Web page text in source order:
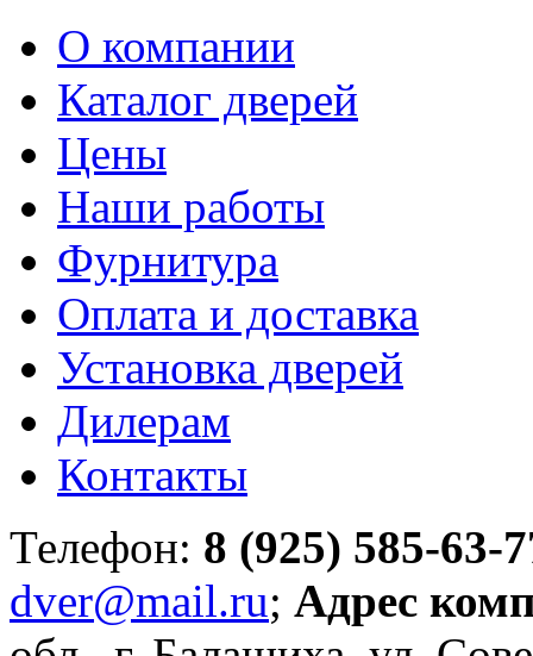
О компании
Каталог дверей
Цены
Наши работы
Фурнитура
Оплата и доставка
Установка дверей
Дилерам
Контакты
Телефон: 8 (925) 585-63-
dver@mail.ru; Адрес